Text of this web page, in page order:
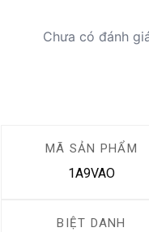
Chưa có đánh
MÃ SẢN PHẨM
1A9VAO
BIỆT DANH